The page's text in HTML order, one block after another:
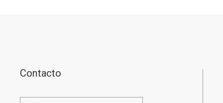
Contacto